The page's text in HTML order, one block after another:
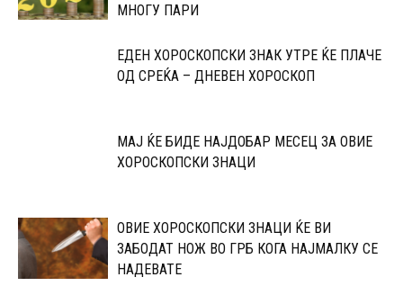
МНОГУ ПАРИ
ЕДЕН ХОРОСКОПСКИ ЗНАК УТРЕ ЌЕ ПЛАЧЕ
ОД СРЕЌА – ДНЕВЕН ХОРОСКОП
МАЈ ЌЕ БИДЕ НАЈДОБАР МЕСЕЦ ЗА ОВИЕ
ХОРОСКОПСКИ ЗНАЦИ
ОВИЕ ХОРОСКОПСКИ ЗНАЦИ ЌЕ ВИ
ЗАБОДАТ НОЖ ВО ГРБ КОГА НАЈМАЛКУ СЕ
НАДЕВАТЕ